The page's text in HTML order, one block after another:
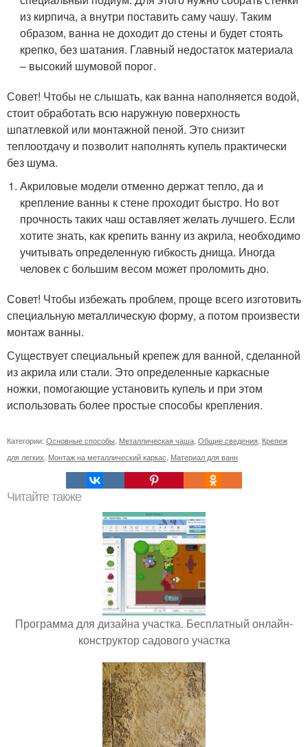
из кирпича, а внутри поставить саму чашу. Таким
образом, ванна не доходит до стены и будет стоять
крепко, без шатания. Главный недостаток материала
– высокий шумовой порог.
Совет! Чтобы не слышать, как ванна наполняется водой,
стоит обработать всю наружную поверхность
шпатлевкой или монтажной пеной. Это снизит
теплоотдачу и позволит наполнять купель практически
без шума.
Акриловые модели отменно держат тепло, да и
крепление ванны к стене проходит быстро. Но вот
прочность таких чаш оставляет желать лучшего. Если
хотите знать, как крепить ванну из акрила, необходимо
учитывать определенную гибкость днища. Иногда
человек с большим весом может проломить дно.
Совет! Чтобы избежать проблем, проще всего изготовить
специальную металлическую форму, а потом произвести
монтаж ванны.
Существует специальный крепеж для ванной, сделанной
из акрила или стали. Это определенные каркасные
ножки, помогающие установить купель и при этом
использовать более простые способы крепления.
Категории: Основные способы Металлическая чаша Общие сведения Крепеж
для легких Монтаж на металлический каркас Материал для ванн
Читайте также
Программа для дизайна участка. Бесплатный онлайн-
конструктор садового участка